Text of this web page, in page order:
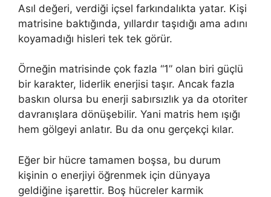
Asıl değeri, verdiği içsel farkındalıkta yatar. Kişi
matrisine baktığında, yıllardır taşıdığı ama adını
koyamadığı hisleri tek tek görür.
Örneğin matrisinde çok fazla “1” olan biri güçlü
bir karakter, liderlik enerjisi taşır. Ancak fazla
baskın olursa bu enerji sabırsızlık ya da otoriter
davranışlara dönüşebilir. Yani matris hem ışığı
hem gölgeyi anlatır. Bu da onu gerçekçi kılar.
Eğer bir hücre tamamen boşsa, bu durum
kişinin o enerjiyi öğrenmek için dünyaya
geldiğine işarettir. Boş hücreler karmik